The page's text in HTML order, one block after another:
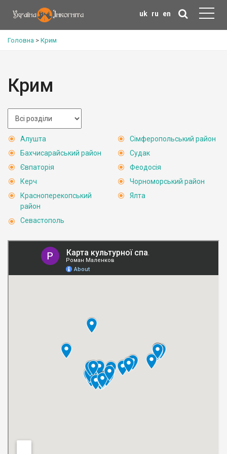
uk ru en
Головна > Крим
Крим
Алушта
Бахчисарайський район
Євпаторія
Керч
Красноперекопський
район
Севастополь
Сімферопольський район
Судак
Феодосія
Чорноморський район
Ялта